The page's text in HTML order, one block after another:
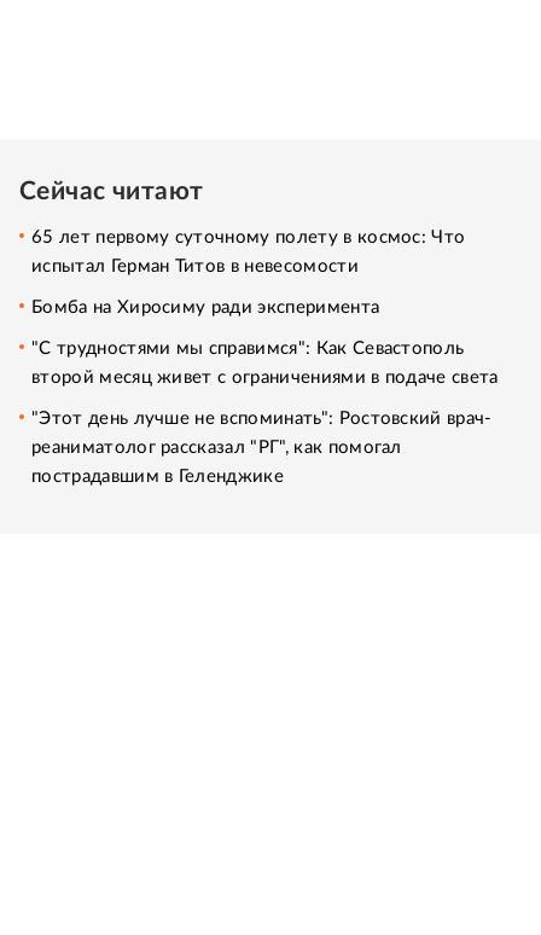
Сейчас читают
65 лет первому суточному полету в космос: Что
испытал Герман Титов в невесомости
Бомба на Хиросиму ради эксперимента
"С трудностями мы справимся": Как Севастополь
второй месяц живет с ограничениями в подаче света
"Этот день лучше не вспоминать": Ростовский врач-
реаниматолог рассказал "РГ", как помогал
пострадавшим в Геленджике